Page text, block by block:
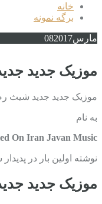
خانه
برگه نمونه
مارس 082017
موزیک جدید
موزیک جدید جديد شیث
به نام
On Iran Javan Music
نوشته اولین بار در
موزیک جدید